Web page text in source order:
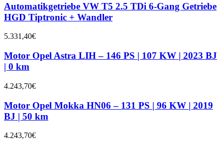
Automatikgetriebe VW T5 2.5 TDi 6-Gang Getriebe
HGD Tiptronic + Wandler
5.331,40€
Motor Opel Astra LIH – 146 PS | 107 KW | 2023 BJ
| 0 km
4.243,70€
Motor Opel Mokka HN06 – 131 PS | 96 KW | 2019
BJ | 50 km
4.243,70€